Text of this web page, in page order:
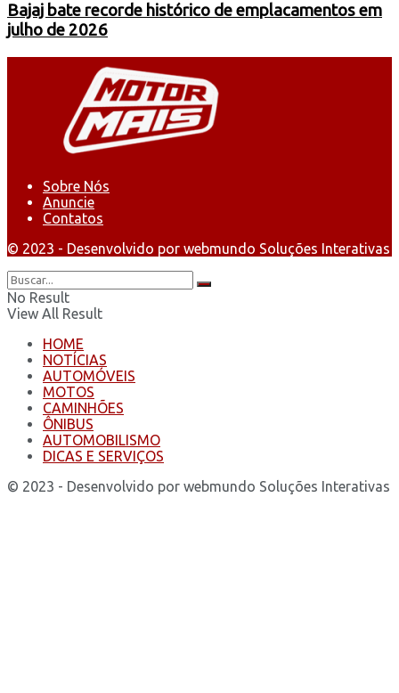
Bajaj bate recorde histórico de emplacamentos em
julho de 2026
Sobre Nós
Anuncie
Contatos
© 2023 - Desenvolvido por webmundo Soluções Interativas
No Result
View All Result
HOME
NOTÍCIAS
AUTOMÓVEIS
MOTOS
CAMINHÕES
ÔNIBUS
AUTOMOBILISMO
DICAS E SERVIÇOS
© 2023 - Desenvolvido por webmundo Soluções Interativas